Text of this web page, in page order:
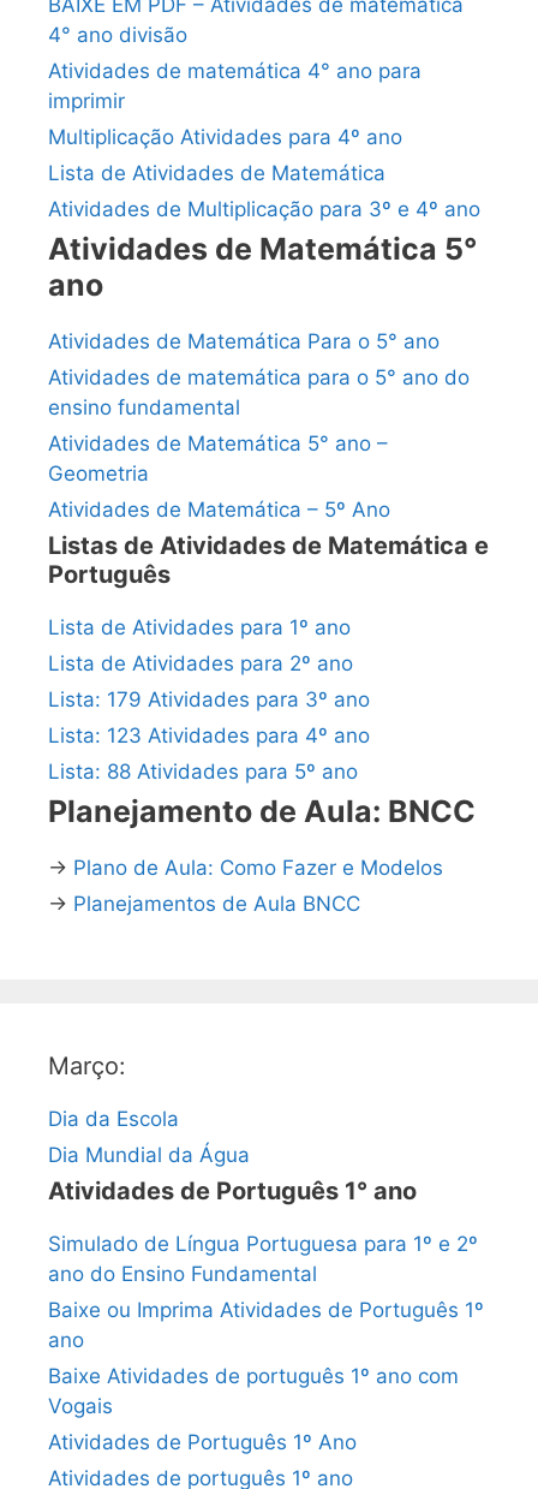
4° ano divisão
Atividades de matemática 4° ano para
imprimir
Multiplicação Atividades para 4º ano
Lista de Atividades de Matemática
Atividades de Multiplicação para 3º e 4º ano
Atividades de Matemática 5°
ano
Atividades de Matemática Para o 5° ano
Atividades de matemática para o 5° ano do
ensino fundamental
Atividades de Matemática 5° ano –
Geometria
Atividades de Matemática – 5º Ano
Listas de Atividades de Matemática e
Português
Lista de Atividades para 1º ano
Lista de Atividades para 2º ano
Lista: 179 Atividades para 3º ano
Lista: 123 Atividades para 4º ano
Lista: 88 Atividades para 5º ano
Planejamento de Aula: BNCC
→ Plano de Aula: Como Fazer e Modelos
→ Planejamentos de Aula BNCC
Março:
Dia da Escola
Dia Mundial da Água
Atividades de Português 1° ano
Simulado de Língua Portuguesa para 1º e 2º
ano do Ensino Fundamental
Baixe ou Imprima Atividades de Português 1º
ano
Baixe Atividades de português 1º ano com
Vogais
Atividades de Português 1º Ano
Atividades de português 1º ano